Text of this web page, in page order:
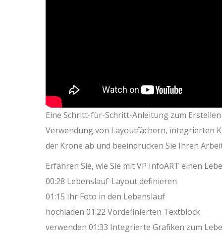
Eine Schritt-für-Schritt-Anleitung zum
Verwendung von Layoutfächern, integrierten
der Krone ab und beeindrucken Sie Ihren
Erfahren Sie, wie Sie mit VP InfoART einen
00:28 Lebenslauf-Layout definieren
01:15 Ihr Foto in den Lebenslauf
hochladen 01:22 Vordefinierten Textblock
verwenden 01:33 Integrierte Grafiken zum